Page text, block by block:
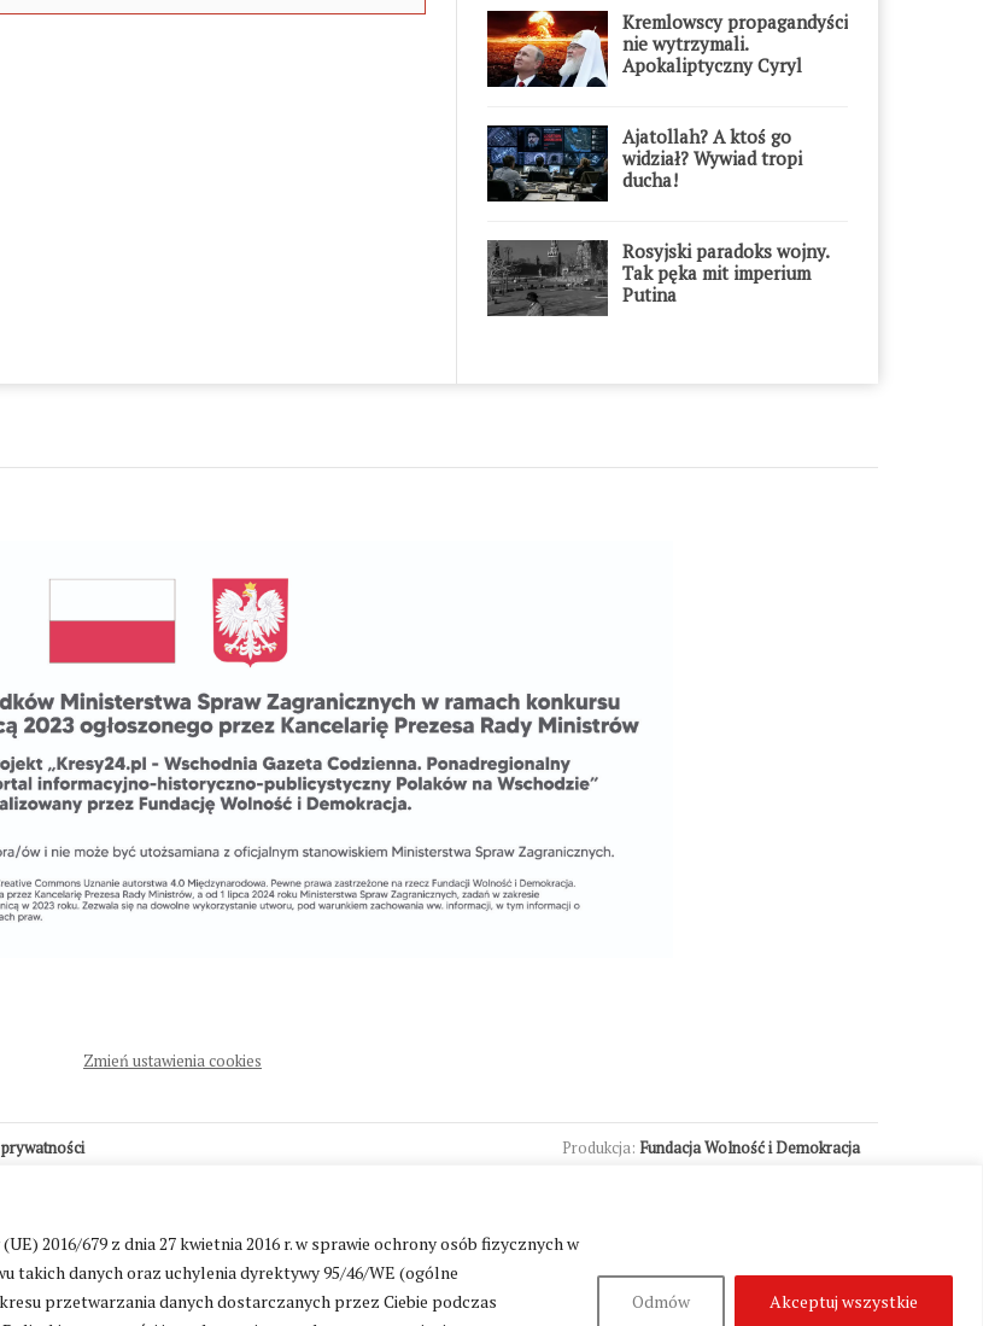
2016/679 z dnia 27 kwietnia 2016 r. w sprawie ochrony osób fizycznych w
takich danych oraz uchylenia dyrektywy 95/46/WE (ogólne
przetwarzania danych dostarczanych przez Ciebie podczas
Odmów Akceptuj wszystkie
Kremlowscy propagandyści
nie wytrzymali.
Apokaliptyczny Cyryl
Ajatollah? A ktoś go
widział? Wywiad tropi
ducha!
Rosyjski paradoks wojny.
Tak pęka mit imperium
Putina
Zmień ustawienia cookies
Produkcja: Fundacja Wolność i Demokracja